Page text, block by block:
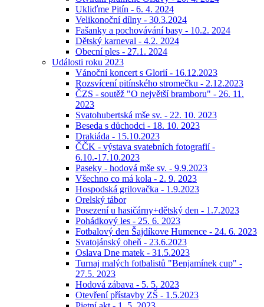
Ukliďme Pitín - 6. 4. 2024
Velikonoční dílny - 30.3.2024
Fašanky a pochovávání basy - 10.2. 2024
Dětský karneval - 4.2. 2024
Obecní ples - 27.1. 2024
Události roku 2023
Vánoční koncert s Glorií - 16.12.2023
Rozsvícení pitínského stromečku - 2.12.2023
ČZS - soutěž "O největší bramboru" - 26. 11.
2023
Svatohubertská mše sv. - 22. 10. 2023
Beseda s důchodci - 18. 10. 2023
Drakiáda - 15.10.2023
ČČK - výstava svatebních fotografií -
6.10.-17.10.2023
Paseky - hodová mše sv. - 9.9.2023
Všechno co má kola - 2. 9. 2023
Hospodská grilovačka - 1.9.2023
Orelský tábor
Posezení u hasičárny+dětský den - 1.7.2023
Pohádkový les - 25. 6. 2023
Fotbalový den Šajdíkove Humence - 24. 6. 2023
Svatojánský oheň - 23.6.2023
Oslava Dne matek - 31.5.2023
Turnaj malých fotbalistů "Benjamínek cup" -
27.5. 2023
Hodová zábava - 5. 5. 2023
Otevření přístavby ZŠ - 1.5.2023